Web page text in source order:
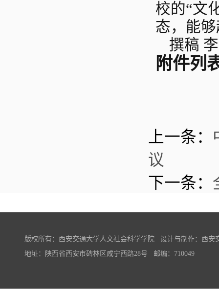
校的“文
态，能
撰稿
附件列
上一条：
议
下一条：
版权所有：西安交通大学人文社会科学学院 设计与制作：西安
地址：陕西省西安市碑林区咸宁西路28号 邮编：710049